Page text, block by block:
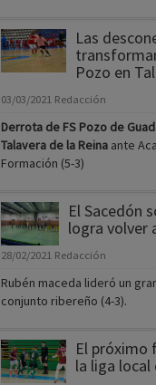
Las
Pozo en
03/03/2021 Redacción
Derrota de FS Pozo de
Talavera de la Reinaante
Formación (5-3)
El Sacedón
logra volver
28/02/2021 Redacción
Rubén maceda lideró un
conjunto ribereño (4-3).
El próximo
la liga